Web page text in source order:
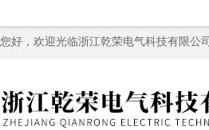
您好，欢迎光临浙江乾荣电气科技有限公司